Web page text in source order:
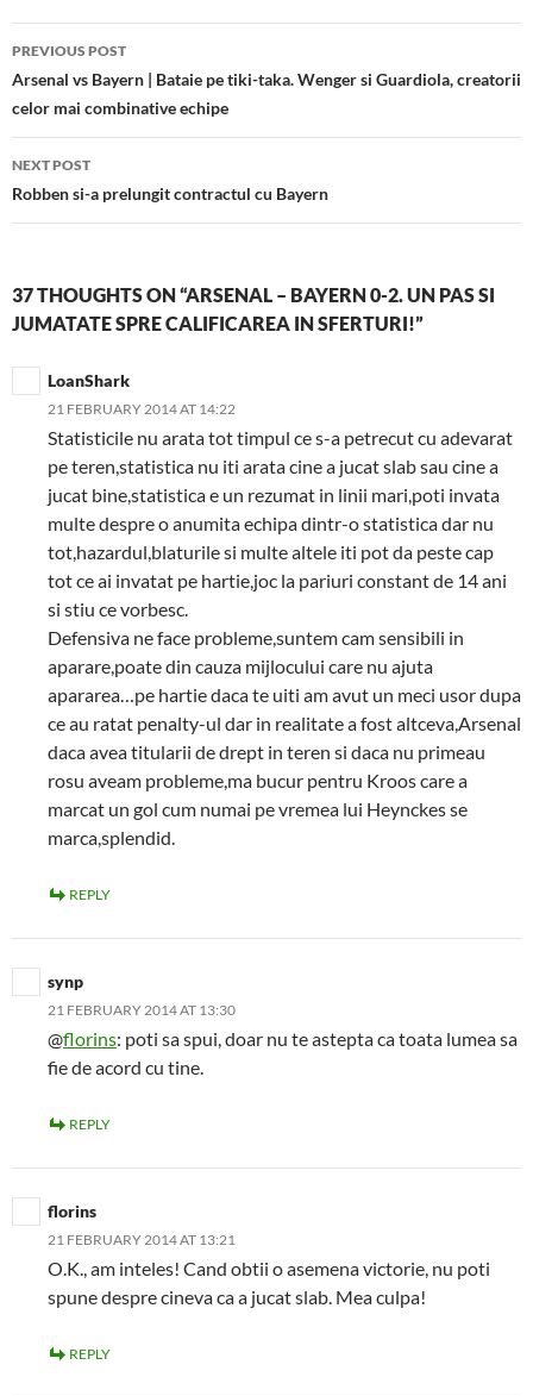
Post
navigation
PREVIOUS POST
Arsenal vs Bayern | Bataie pe tiki-taka. Wenger si Guardiola, creatorii
celor mai combinative echipe
NEXT POST
Robben si-a prelungit contractul cu Bayern
37 THOUGHTS ON “ARSENAL – BAYERN 0-2. UN PAS SI
JUMATATE SPRE CALIFICAREA IN SFERTURI!”
LoanShark
21 FEBRUARY 2014 AT 14:22
Statisticile nu arata tot timpul ce s-a petrecut cu adevarat
pe teren,statistica nu iti arata cine a jucat slab sau cine a
jucat bine,statistica e un rezumat in linii mari,poti invata
multe despre o anumita echipa dintr-o statistica dar nu
tot,hazardul,blaturile si multe altele iti pot da peste cap
tot ce ai invatat pe hartie,joc la pariuri constant de 14 ani
si stiu ce vorbesc.
Defensiva ne face probleme,suntem cam sensibili in
aparare,poate din cauza mijlocului care nu ajuta
apararea…pe hartie daca te uiti am avut un meci usor dupa
ce au ratat penalty-ul dar in realitate a fost altceva,Arsenal
daca avea titularii de drept in teren si daca nu primeau
rosu aveam probleme,ma bucur pentru Kroos care a
marcat un gol cum numai pe vremea lui Heynckes se
marca,splendid.
REPLY
synp
21 FEBRUARY 2014 AT 13:30
@florins: poti sa spui, doar nu te astepta ca toata lumea sa
fie de acord cu tine.
REPLY
florins
21 FEBRUARY 2014 AT 13:21
O.K., am inteles! Cand obtii o asemena victorie, nu poti
spune despre cineva ca a jucat slab. Mea culpa!
REPLY